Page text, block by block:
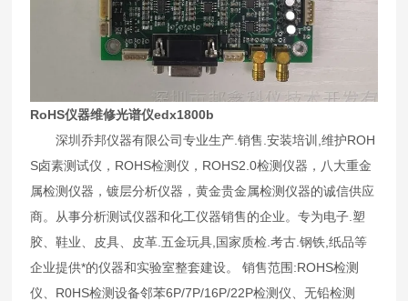
RoHS仪器维修光谱仪edx1800b
深圳乔邦仪器有限公司专业生产.销售.安装培训,维护ROH
S卤素测试仪，ROHS检测仪，ROHS2.0检测仪器，八大重金
属检测仪器，镀层分析仪器，黄金贵金属检测仪器的诚信供应
商。从事分析测试仪器和化工仪器销售的企业。专为电子.塑
胶、鞋业、皮具、皮革.五金玩具,国家质检.考古.钢铁,纸品等
企业提供*的仪器和实验室整套建设。 销售范围:ROHS检测
仪、R0HS检测设备邻苯6P/7P/16P/22P检测仪、无铅检测